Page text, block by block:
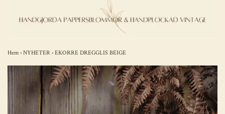
Hem › NYHETER › EKORRE DREGGLIS BEIGE